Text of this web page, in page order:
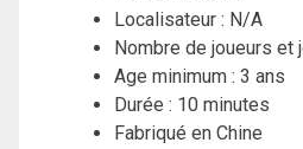
Localisateur : N/A
Nombre de joueurs et
Age minimum : 3 ans
Durée : 10 minutes
Fabriqué en Chine